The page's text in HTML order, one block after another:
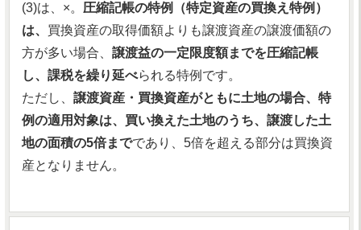
(3)は、×。 圧縮記帳の特例（特定資産の買換え特例）
は、 買換資産の取得価額よりも譲渡資産の譲渡価額の
方が多い場合、 譲渡益の一定限度額までを圧縮記帳
し、課税を繰り延べられる特例です。
ただし、 譲渡資産・買換資産がともに土地の場合、特
例の適用対象は、買い換えた土地のうち、譲渡した土
地の面積の5倍までであり、5倍を超える部分は買換資
産となりません。